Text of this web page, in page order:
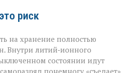
риск
на хранение полностью
Внутри литий‑ионного
состоянии идут
понемногу «съедает»